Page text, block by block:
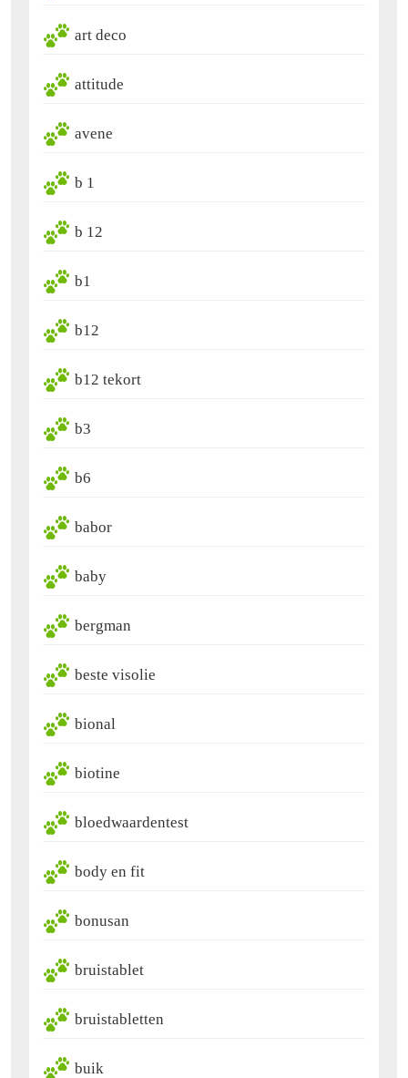
art deco
attitude
avene
b 1
b 12
b1
b12
b12 tekort
b3
b6
babor
baby
bergman
beste visolie
bional
biotine
bloedwaardentest
body en fit
bonusan
bruistablet
bruistabletten
buik